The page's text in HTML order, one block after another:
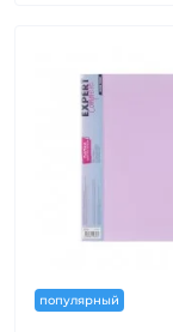
популярный